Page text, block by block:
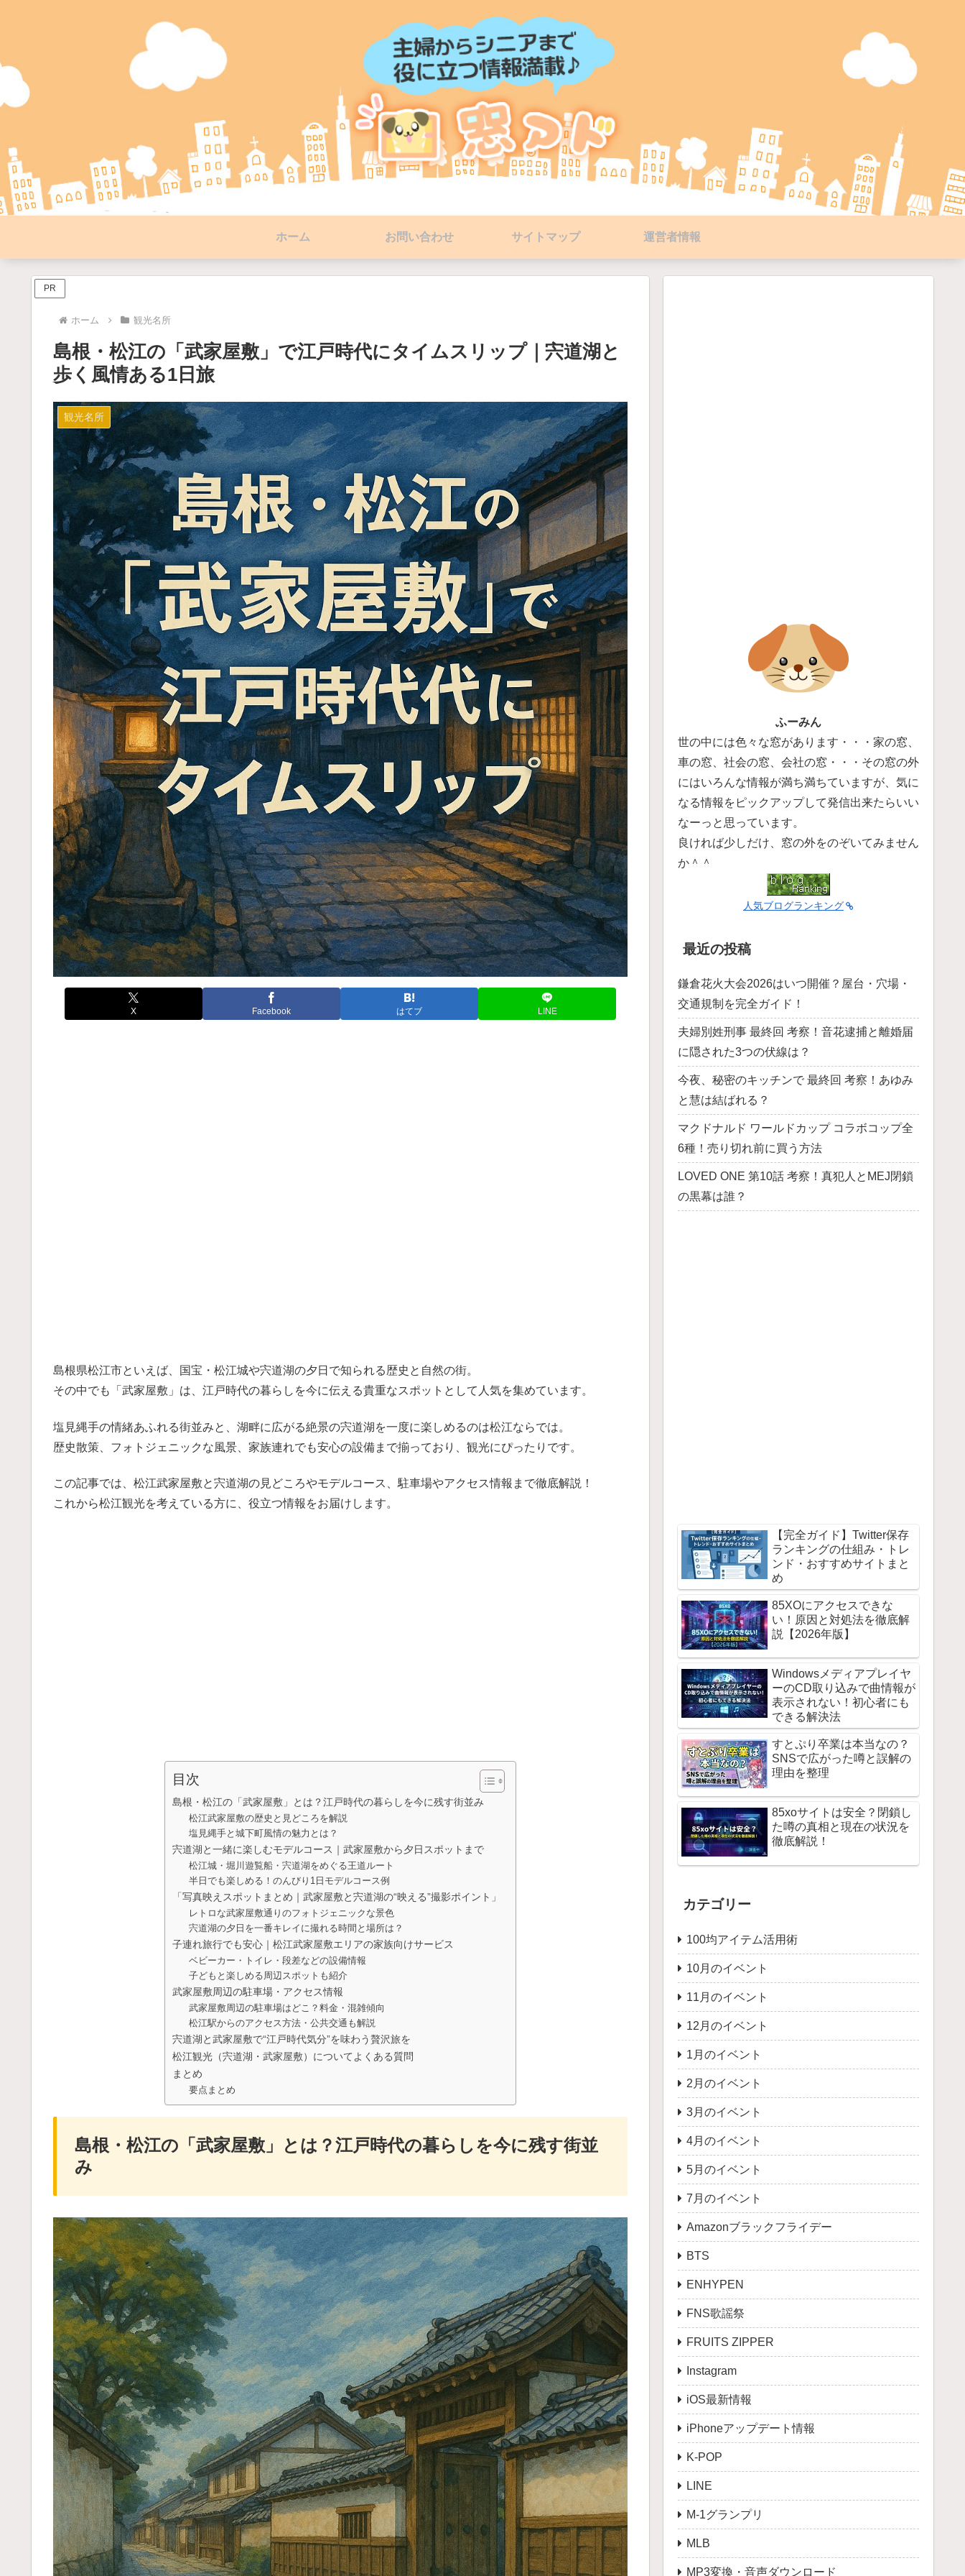
ホーム お問い合わせ サイトマップ 運営者情報
PR
ホーム 観光名所
島根・松江の「武家屋敷」で江戸時代にタイムスリップ｜宍道湖と
歩く風情ある1日旅
観光名所
X Facebook はてブ LINE
島根県松江市といえば、国宝・松江城や宍道湖の夕日で知られる歴史と自然の街。
その中でも「武家屋敷」は、江戸時代の暮らしを今に伝える貴重なスポットとして人気を集めています。
塩見縄手の情緒あふれる街並みと、湖畔に広がる絶景の宍道湖を一度に楽しめるのは松江ならでは。
歴史散策、フォトジェニックな風景、家族連れでも安心の設備まで揃っており、観光にぴったりです。
この記事では、松江武家屋敷と宍道湖の見どころやモデルコース、駐車場やアクセス情報まで徹底解説！
これから松江観光を考えている方に、役立つ情報をお届けします。
目次
島根・松江の「武家屋敷」とは？江戸時代の暮らしを今に残す街並み
松江武家屋敷の歴史と見どころを解説
塩見縄手と城下町風情の魅力とは？
宍道湖と一緒に楽しむモデルコース｜武家屋敷から夕日スポットまで
松江城・堀川遊覧船・宍道湖をめぐる王道ルート
半日でも楽しめる！のんびり1日モデルコース例
「写真映えスポットまとめ｜武家屋敷と宍道湖の“映える”撮影ポイント」
レトロな武家屋敷通りのフォトジェニックな景色
宍道湖の夕日を一番キレイに撮れる時間と場所は？
子連れ旅行でも安心｜松江武家屋敷エリアの家族向けサービス
ベビーカー・トイレ・段差などの設備情報
子どもと楽しめる周辺スポットも紹介
武家屋敷周辺の駐車場・アクセス情報
武家屋敷周辺の駐車場はどこ？料金・混雑傾向
松江駅からのアクセス方法・公共交通も解説
宍道湖と武家屋敷で“江戸時代気分”を味わう贅沢旅を
松江観光（宍道湖・武家屋敷）についてよくある質問
まとめ
要点まとめ
島根・松江の「武家屋敷」とは？江戸時代の暮らしを今に残す街並
み
ふーみん
世の中には色々な窓があります・・・家の窓、
車の窓、社会の窓、会社の窓・・・その窓の外
にはいろんな情報が満ち満ちていますが、気に
なる情報をピックアップして発信出来たらいい
なーっと思っています。
良ければ少しだけ、窓の外をのぞいてみません
か＾＾
人気ブログランキング
最近の投稿
鎌倉花火大会2026はいつ開催？屋台・穴場・
交通規制を完全ガイド！
夫婦別姓刑事 最終回 考察！音花逮捕と離婚届
に隠された3つの伏線は？
今夜、秘密のキッチンで 最終回 考察！あゆみ
と慧は結ばれる？
マクドナルド ワールドカップ コラボコップ全
6種！売り切れ前に買う方法
LOVED ONE 第10話 考察！真犯人とMEJ閉鎖
の黒幕は誰？
【完全ガイド】Twitter保存
ランキングの仕組み・トレ
ンド・おすすめサイトまと
め
85XOにアクセスできな
い！原因と対処法を徹底解
説【2026年版】
Windowsメディアプレイヤ
ーのCD取り込みで曲情報が
表示されない！初心者にも
できる解決法
すとぷり卒業は本当なの？
SNSで広がった噂と誤解の
理由を整理
85xoサイトは安全？閉鎖し
た噂の真相と現在の状況を
徹底解説！
カテゴリー
100均アイテム活用術
10月のイベント
11月のイベント
12月のイベント
1月のイベント
2月のイベント
3月のイベント
4月のイベント
5月のイベント
7月のイベント
Amazonブラックフライデー
BTS
ENHYPEN
FNS歌謡祭
FRUITS ZIPPER
Instagram
iOS最新情報
iPhoneアップデート情報
K-POP
LINE
M-1グランプリ
MLB
MP3変換・音声ダウンロード